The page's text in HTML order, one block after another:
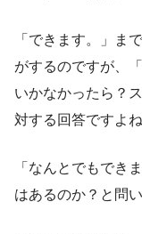
「できます。」ま
がするのですが、
いかなかったら？
対する回答ですよね
「なんとでもでき
はあるのか？と問